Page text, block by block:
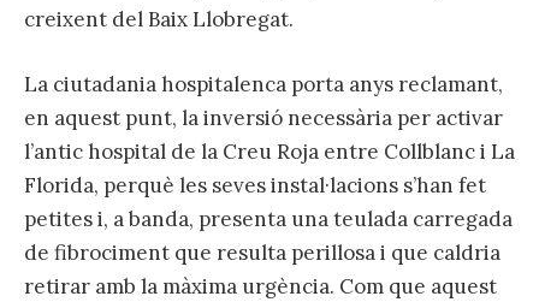
creixent del Baix Llobregat.
La ciutadania hospitalenca porta anys reclamant,
en aquest punt, la inversió necessària per activar
l’antic hospital de la Creu Roja entre Collblanc i La
Florida, perquè les seves instal·lacions s’han fet
petites i, a banda, presenta una teulada carregada
de fibrociment que resulta perillosa i que caldria
retirar amb la màxima urgència. Com que aquest